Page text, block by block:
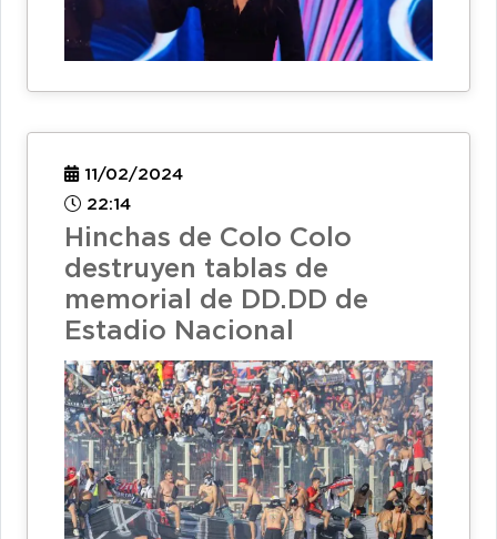
11/02/2024
22:14
Hinchas de Colo Colo
destruyen tablas de
memorial de DD.DD de
Estadio Nacional